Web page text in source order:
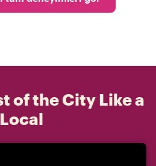
of the City Like a
Local